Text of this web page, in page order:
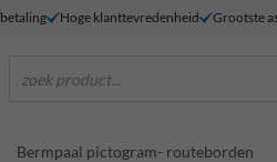
Hoge klanttevredenheid Grootste
zoek product...
Bermpaal pictogram- routeborden